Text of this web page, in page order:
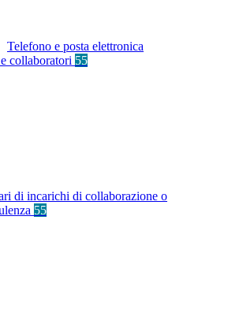
Telefono e posta elettronica
collaboratori 55
di incarichi di collaborazione o
55